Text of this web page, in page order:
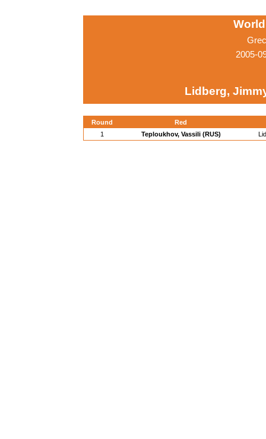
2005-
Lidberg,
Round
Red
1
Teploukhov, Vassili (RUS)